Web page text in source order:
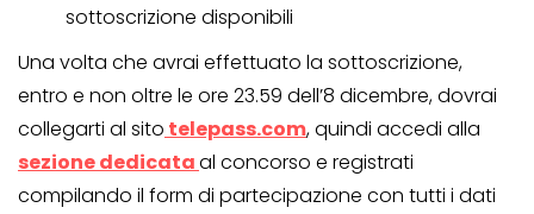
sottoscrizione disponibili
Una volta che avrai effettuato la sottoscrizione,
entro e non oltre le ore 23.59 dell’8 dicembre, dovrai
collegarti al sito telepass.com, quindi accedi alla
sezione dedicataal concorso e registrati
compilando il form di partecipazione con tutti i dati